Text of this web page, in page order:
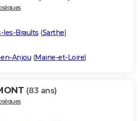
les-Braults (Sarthe)
Anjou (Maine-et-Loire)
(83 ans)